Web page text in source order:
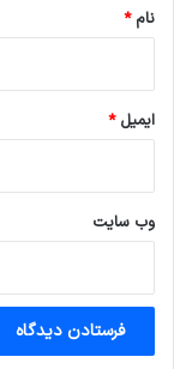
نام*
ایمیل*
وب‌ سایت